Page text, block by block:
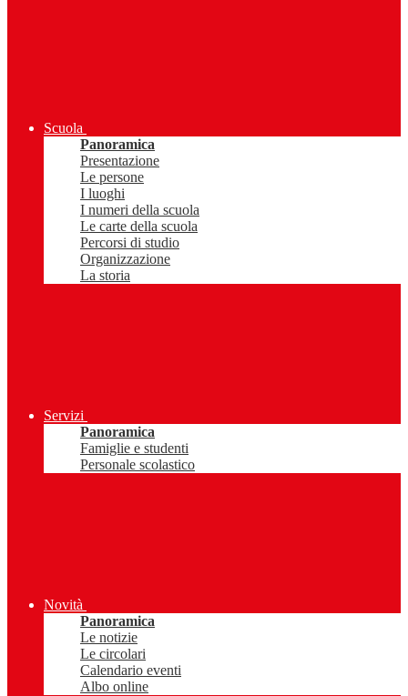
Scuola
Panoramica
Presentazione
Le persone
I luoghi
I numeri della scuola
Le carte della scuola
Percorsi di studio
Organizzazione
La storia
Servizi
Panoramica
Famiglie e studenti
Personale scolastico
Novità
Panoramica
Le notizie
Le circolari
Calendario eventi
Albo online